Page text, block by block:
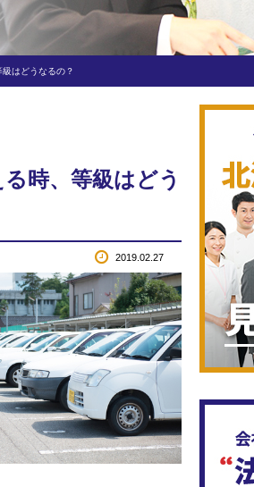
はどうなるの？
時、等級はどう
2019.02.27